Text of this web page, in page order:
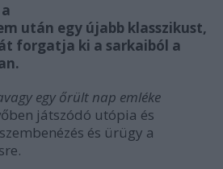
után egy újabb klasszikust,
forgatja ki a sarkaiból a
egy őrült nap emléke
játszódó utópia és
és ürügy a